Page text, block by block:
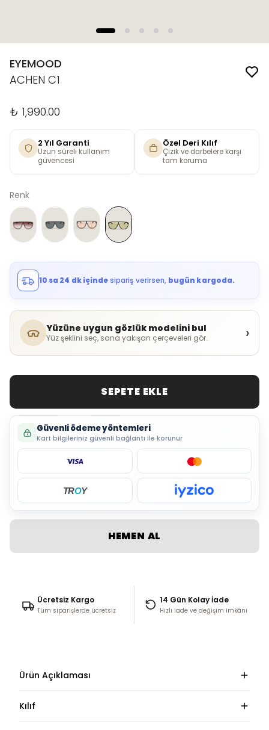
EYEMOOD
ACHEN C1
₺ 1,990.00
2 Yıl Garanti
Uzun süreli kullanım
güvencesi
Özel Deri Kılıf
Çizik ve darbelere karşı
tam koruma
Renk
10 sa 24 dk içindesipariş verirsen, bugün kargoda.
Yüzüne uygun gözlük modelini bul
Yüz şeklini seç, sana yakışan çerçeveleri gör. ›
SEPETE EKLE
Güvenli ödeme yöntemleri
Kart bilgileriniz güvenli bağlantı ile korunur
TROY
HEMEN AL
Ücretsiz Kargo
Tüm siparişlerde ücretsiz
14 Gün Kolay İade
Hızlı iade ve değişim imkânı
Ürün Açıklaması
Kılıf